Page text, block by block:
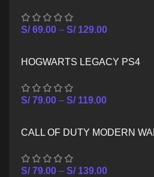
S/69.00 – S/129.00
HOGWARTS LEGACY PS4
S/79.00 – S/119.00
CALL OF DUTY MODERN
S/79.00 – S/139.00